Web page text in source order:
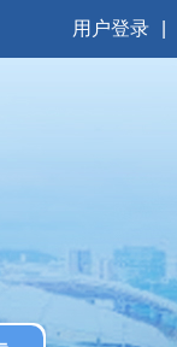
用户登录